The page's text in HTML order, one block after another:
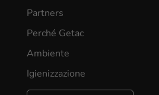
Partners
Perché Getac
Ambiente
Igienizzazione